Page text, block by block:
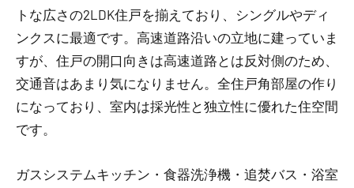
トな広さの2LDK住戸を揃えており、シングルやディ
ンクスに最適です。高速道路沿いの立地に建っていま
すが、住戸の開口向きは高速道路とは反対側のため、
交通音はあまり気になりません。全住戸角部屋の作り
になっており、室内は採光性と独立性に優れた住空間
です。
ガスシステムキッチン・食器洗浄機・追焚バス・浴室